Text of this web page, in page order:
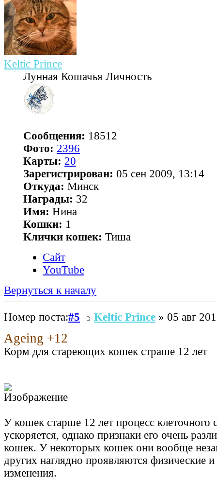
Keltic Prince
Лунная Кошачья Личность
Сообщения: 18512
Фото: 2396
Карты: 20
Зарегистрирован: 05 сен 2009, 13:14
Откуда: Минск
Награды: 32
Имя: Нина
Кошки: 1
Клички кошек: Тиша
Сайт
YouTube
Вернуться к началу
Номер поста:#5 Keltic Prince » 05 авг
Ageing +12
Корм для стареющих кошек страше 12 лет
У кошек старше 12 лет процесс клеточного
ускоряется, однако признаки его очень
кошек. У некоторых кошек они вообще
других наглядно проявляются физические
изменения.